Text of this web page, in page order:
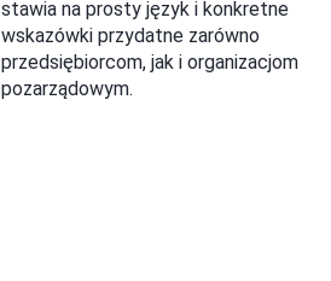
stawia na prosty język i konkretne
wskazówki przydatne zarówno
przedsiębiorcom, jak i organizacjom
pozarządowym.